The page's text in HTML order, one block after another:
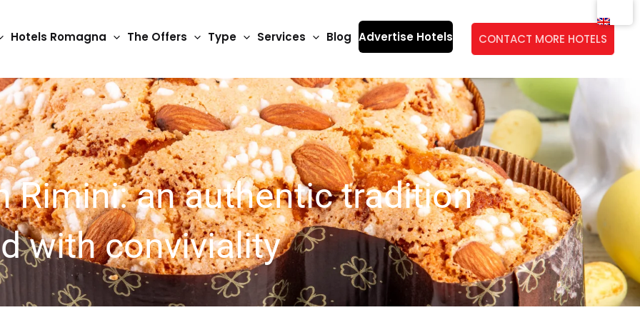
Hotels Romagna The Offers Type Services Blog Advertise Hotels CONTACT MORE HOTELS
Rimini: an authentic tradition
with conviviality